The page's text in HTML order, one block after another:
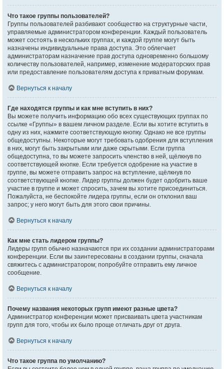
Что такое группы пользователей?
Группы пользователей разбивают сообщество на структурные части,
управляемые администратором конференции. Каждый пользователь
может состоять в нескольких группах, и каждой группе могут быть
назначены индивидуальные права доступа. Это облегчает
администраторам назначение прав доступа одновременно большому
количеству пользователей, например, изменение модераторских прав
или предоставление пользователям доступа к приватным форумам.
Вернуться к началу
Где находятся группы и как мне вступить в них?
Вы можете получить информацию обо всех существующих группах по
ссылке «Группы» в вашем личном разделе. Если вы хотите вступить в
одну из них, нажмите соответствующую кнопку. Однако не все группы
общедоступны. Некоторые могут требовать одобрения для вступления
в них, могут быть закрытыми или даже скрытыми. Если группа
общедоступна, то вы можете запросить членство в ней, щёлкнув по
соответствующей кнопке. Если требуется одобрение на участие в
группе, вы можете отправить запрос на вступление, щёлкнув по
соответствующей кнопке. Лидер группы должен будет одобрить ваше
участие в группе и может спросить, зачем вы хотите присоединиться.
Пожалуйста, не беспокойте лидера группы, если он отклонил ваш
запрос; у него могут быть для этого свои причины.
Вернуться к началу
Как мне стать лидером группы?
Лидеры групп обычно назначаются при их создании администраторами
конференции. Если вы заинтересованы в создании группы, сначала
свяжитесь с администратором; попробуйте отправить ему личное
сообщение.
Вернуться к началу
Почему названия некоторых групп имеют разные цвета?
Администратор конференции может присваивать цвета участникам
групп для того, чтобы их было проще отличать друг от друга.
Вернуться к началу
Что такое группа по умолчанию?